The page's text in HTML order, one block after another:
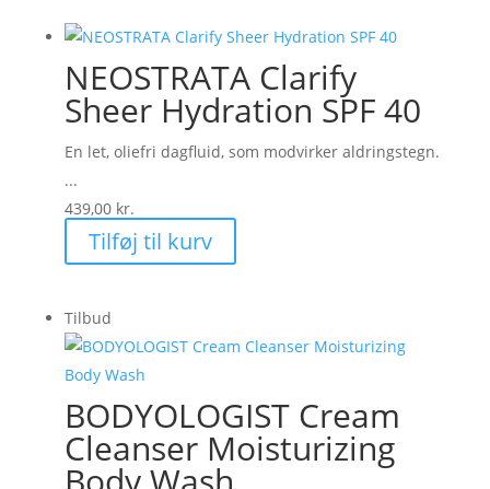
179,00 kr..89,50 kr..
NEOSTRATA Clarify
Sheer Hydration SPF 40
En let, oliefri dagfluid, som modvirker aldringstegn.
...
439,00 kr.
Tilføj til kurv
Tilbud
BODYOLOGIST Cream
Cleanser Moisturizing